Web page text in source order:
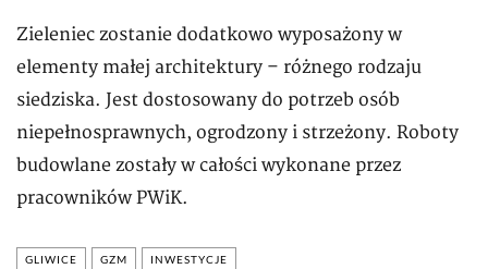
Zieleniec zostanie dodatkowo wyposażony w
elementy małej architektury – różnego rodzaju
siedziska. Jest dostosowany do potrzeb osób
niepełnosprawnych, ogrodzony i strzeżony. Roboty
budowlane zostały w całości wykonane przez
pracowników PWiK.
GLIWICE GZM INWESTYCJE